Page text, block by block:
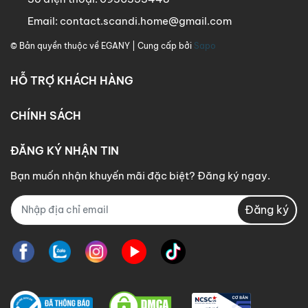
Email: contact.scandi.home@gmail.com
© Bản quyền thuộc về EGANY | Cung cấp bởi Sapo
HỖ TRỢ KHÁCH HÀNG
CHÍNH SÁCH
ĐĂNG KÝ NHẬN TIN
Bạn muốn nhận khuyến mãi đặc biệt? Đăng ký ngay.
Đăng ký